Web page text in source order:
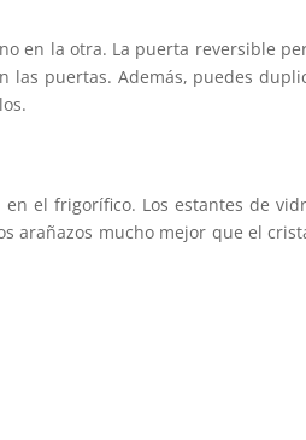
en la otra. La puerta reversible
las puertas. Además, puedes
el frigorífico. Los estantes de
arañazos mucho mejor que el